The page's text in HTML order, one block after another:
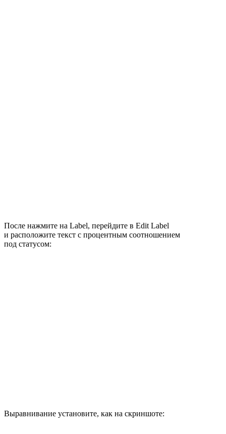
После нажмите на Label, перейдите в Edit Label
и расположите текст с процентным соотношением
под статусом:
Выравнивание установите, как на скриншоте: